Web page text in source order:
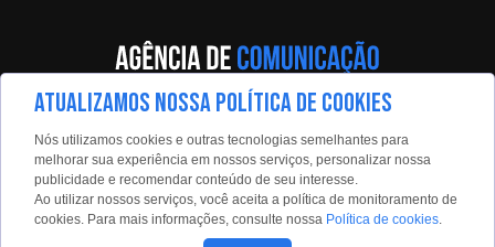
Av. Eng. Caetano Álvares, 55 - 5º andar
Limão, São Paulo, 02598-900
Contato:
estadaoconteudo@estadao.com
ATUALIZAMOS NOSSA POLÍTICA DE COOKIES
Nós utilizamos cookies e outras tecnologias semelhantes para
melhorar sua experiência em nossos serviços, personalizar nossa
publicidade e recomendar conteúdo de seu interesse.
Ao utilizar nossos serviços, você aceita a política de monitoramento de
cookies. Para mais informações, consulte nossa Política de cookies.